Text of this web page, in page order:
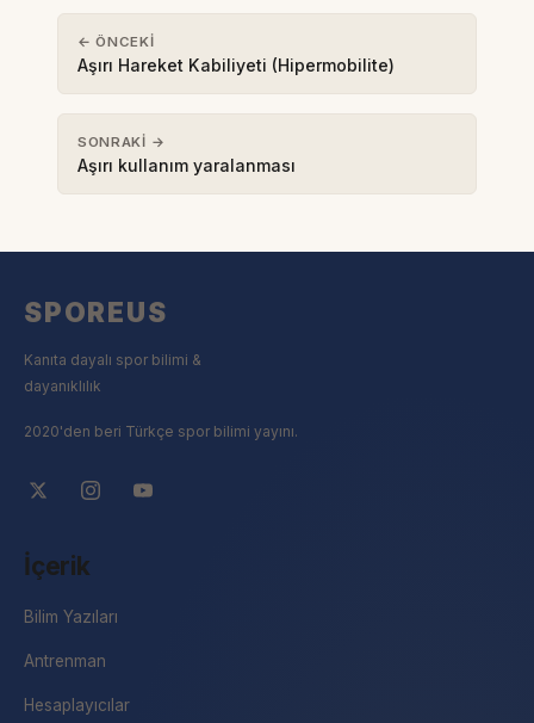
← ÖNCEKI
Aşırı Hareket Kabiliyeti (Hipermobilite)
SONRAKI →
Aşırı kullanım yaralanması
SPOREUS
Kanıta dayalı spor bilimi &
dayanıklılık
2020'den beri Türkçe spor bilimi yayını.
İçerik
Bilim Yazıları
Antrenman
Hesaplayıcılar